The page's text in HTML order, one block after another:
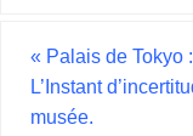
« Palais de Tokyo :
L’Instant
musée.